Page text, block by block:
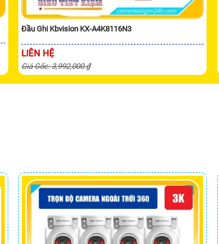
Đầu Ghi Kbvision KX-A4K8116N3
LIÊN HỆ
Giá Gốc: 3,992,000 ₫